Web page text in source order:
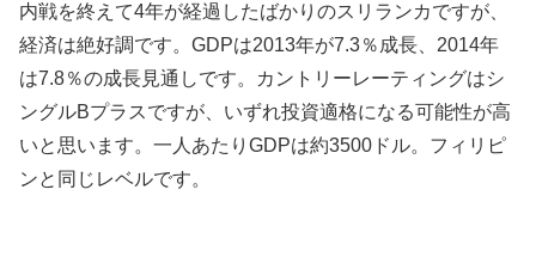
内戦を終えて4年が経過したばかりのスリランカですが、
経済は絶好調です。GDPは2013年が7.3％成長、2014年
は7.8％の成長見通しです。カントリーレーティングはシ
ングルBプラスですが、いずれ投資適格になる可能性が高
いと思います。一人あたりGDPは約3500ドル。フィリピ
ンと同じレベルです。